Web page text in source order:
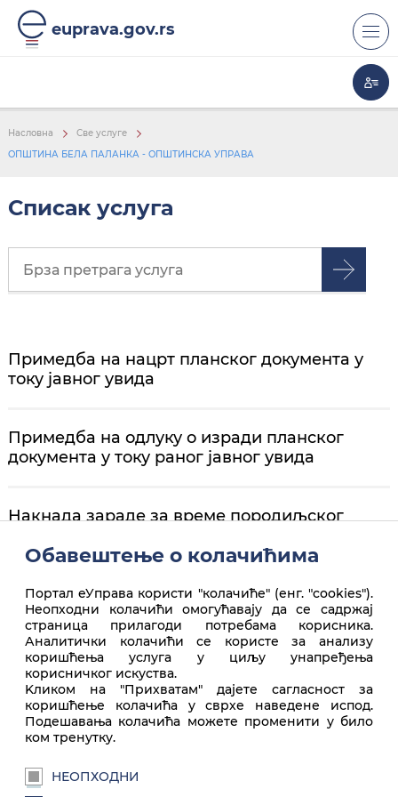
euprava.gov.rs
Насловна
Све услуге
ОПШТИНА БЕЛА ПАЛАНКА - ОПШТИНСКА УПРАВА
Списак услуга
Примедба на нацрт планског документа у
току јавног увида
Примедба на одлуку о изради планског
документа у току раног јавног увида
Накнада зараде за време породиљског
Врх стране
Обавештење о колачићима
Портал еУправа користи "колачиће" (енг. "cookies").
Неопходни колачићи омогућавају да се садржај
страница прилагоди потребама корисника.
Аналитички колачићи се користе за анализу
коришћења услуга у циљу унапређења
корисничког искуства.
Kликом на "Прихватам" дајете сагласност за
коришћење колачића у сврхе наведене испод.
Подешавања колачића можете променити у било
ком тренутку.
НЕОПХОДНИ